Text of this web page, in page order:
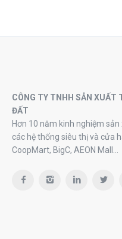
CÔNG TY TNHH SẢN XUẤT
ĐẤT
Hơn 10 năm kinh nghiệm
các hệ thống siêu thị và cửa
CoopMart, BigC, AEON Mall…